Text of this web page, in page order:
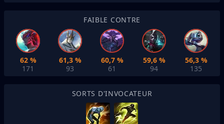
FAIBLE CONTRE
62 %
171
61,3 %
93
60,7 %
61
59,6 %
94
56,3 %
135
SORTS D'INVOCATEUR